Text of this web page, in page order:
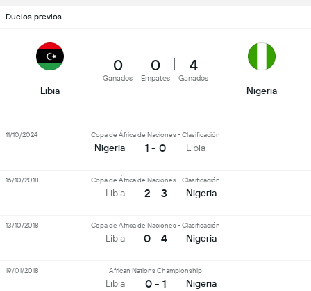
Duelos previos
Libia
0
Ganados
0
Empates
4
Ganados
Nigeria
Nigeria
Copa de África de Naciones - Clasificación
1 - 0 Libia
11/10/2024
Libia
Copa de África de Naciones - Clasificación
2 - 3 Nigeria
16/10/2018
Libia
Copa de África de Naciones - Clasificación
0 - 4 Nigeria
13/10/2018
Libia
African Nations Championship
0 - 1 Nigeria
19/01/2018